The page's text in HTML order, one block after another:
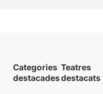
Categories
destacades
Teatres
destacats